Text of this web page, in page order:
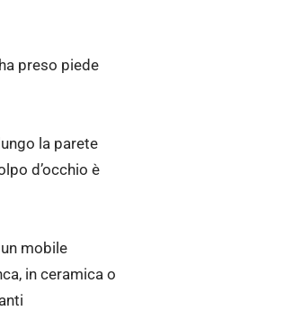
preso piede
la parete
d’occhio è
mobile
in ceramica o